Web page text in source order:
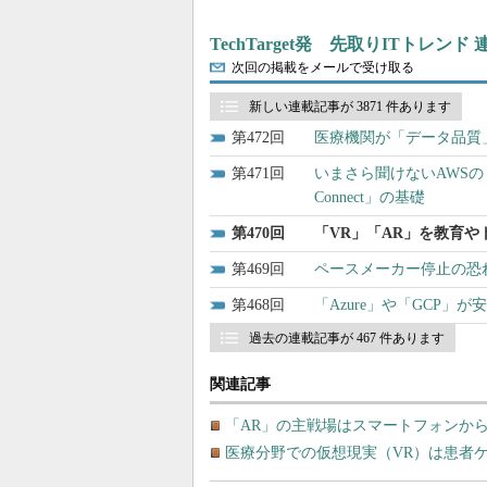
TechTarget発 先取りITトレンド
次回の掲載をメールで受け取る
新しい連載記事が 3871 件あります
472 医療機関が「データ品
471
いまさら聞けないAWSの
Connect」の基礎
470 「VR」「AR」を教育
469 ペースメーカー停止の
468 「Azure」や「GCP」が
過去の連載記事が 467 件あります
関連記事
「AR」の主戦場はスマートフォン
医療分野での仮想現実（VR）は患者